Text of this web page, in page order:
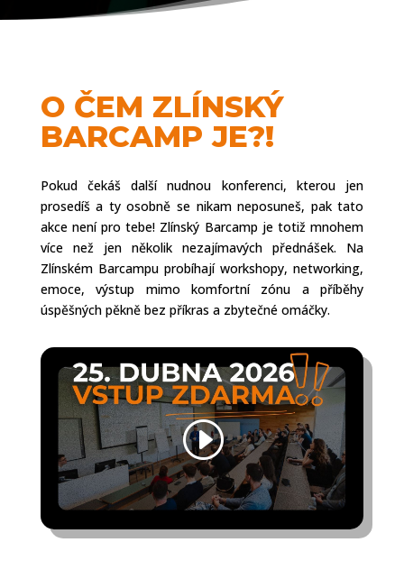
OČEM ZLÍNSKÝ
BARCAMP JE?!
Pokud čekáš další nudnou konferenci, kterou
jen
prosedíš a ty osobně se nikam neposuneš, pak tato
akce není pro tebe! Zlínský Barcamp je totiž mnohem
více než jen několik nezajímavých přednášek. Na
Zlínském Barcampu probíhají workshopy, networking,
emoce, výstup mimo komfortní zónu a příběhy
úspěšných pěkně bez příkras a zbytečné omáčky.